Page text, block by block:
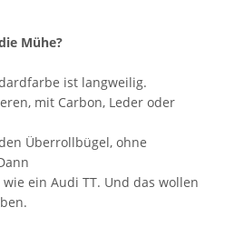
Mühe?
ist langweilig.
mit Carbon, Leder oder
Überrollbügel, ohne
ein Audi TT. Und das wollen
speichern